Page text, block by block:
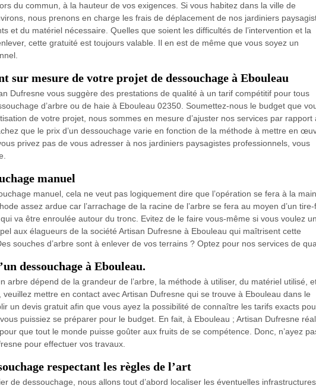
du commun, à la hauteur de vos exigences. Si vous habitez dans la ville de
nous prenons en charge les frais de déplacement de nos jardiniers
et du matériel nécessaire. Quelles que soient les difficultés de l’intervention et la
cette gratuité est toujours valable. Il en est de même que vous soyez un
sur mesure de votre projet de dessouchage à Ebouleau
Dufresne vous suggère des prestations de qualité à un tarif compétitif pour tous
d’arbre ou de haie à Ebouleau 02350. Soumettez-nous le budget que
de votre projet, nous sommes en mesure d’ajuster nos services par rapport
que le prix d’un dessouchage varie en fonction de la méthode à mettre en
privez pas de vous adresser à nos jardiniers paysagistes professionnels, vous
manuel
manuel, cela ne veut pas logiquement dire que l’opération se fera à la
assez ardue car l’arrachage de la racine de l’arbre se fera au moyen d’un tire-
va être enroulée autour du tronc. Evitez de le faire vous-même si vous voulez un
aux élagueurs de la société Artisan Dufresne à Ebouleau qui maîtrisent cette
souches d’arbre sont à enlever de vos terrains ? Optez pour nos services de
dessouchage à Ebouleau.
arbre dépend de la grandeur de l’arbre, la méthode à utiliser, du matériel utilisé,
mettre en contact avec Artisan Dufresne qui se trouve à Ebouleau dans le
un devis gratuit afin que vous ayez la possibilité de connaître les tarifs exacts
puissiez se préparer pour le budget. En fait, à Ebouleau ; Artisan Dufresne
que tout le monde puisse goûter aux fruits de se compétence. Donc, n’ayez
pour effectuer vos travaux.
respectant les règles de l’art
de dessouchage, nous allons tout d’abord localiser les éventuelles infrastructures